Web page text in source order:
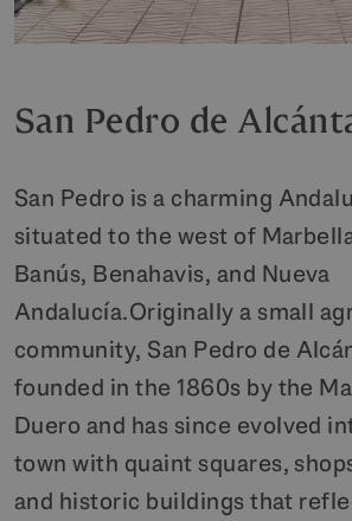
San Pedro de
San Pedro is a charming
situated to the west of
Banús, Benahavis, and Nueva
Andalucía.Originally a small
community, San Pedro de
founded in the 1860s by the
Duero and has since evolved
town with quaint squares,
and historic buildings that